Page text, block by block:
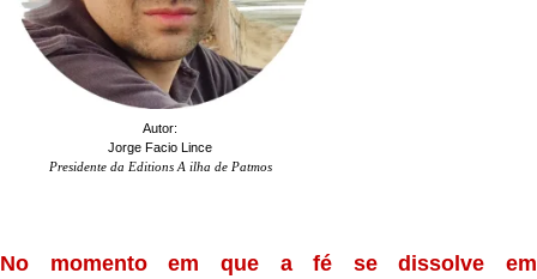
Autor:
Jorge Facio Lince
Presidente da Editions A ilha de Patmos
No momento em que a fé se dissolve em